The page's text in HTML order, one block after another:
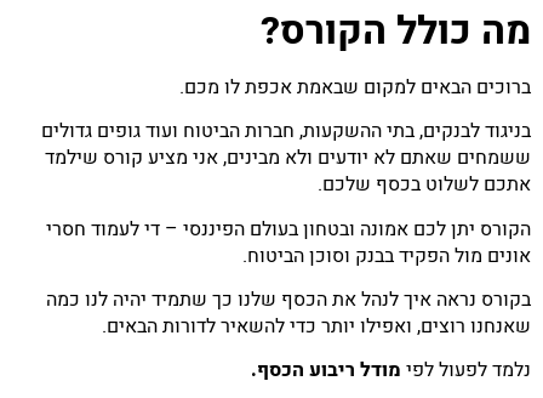
מה כולל הקורס?
ברוכים הבאים למקום שבאמת אכפת לו מכם.
בניגוד לבנקים, בתי ההשקעות, חברות הביטוח ועוד גופים גדולים
ששמחים שאתם לא יודעים ולא מבינים, אני מציע קורס שילמד
אתכם לשלוט בכסף שלכם.
הקורס יתן לכם אמונה ובטחון בעולם הפיננסי – די לעמוד חסרי
אונים מול הפקיד בבנק וסוכן הביטוח.
בקורס נראה איך לנהל את הכסף שלנו כך שתמיד יהיה לנו כמה
שאנחנו רוצים, ואפילו יותר כדי להשאיר לדורות הבאים.
נלמד לפעול לפי מודל ריבוע הכסף.